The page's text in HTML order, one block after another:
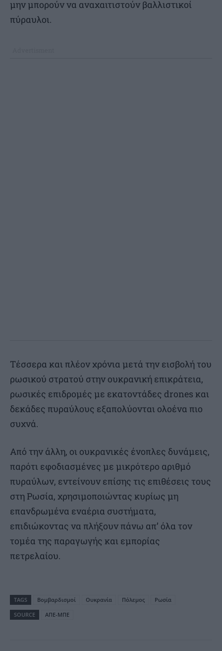
μην μπορούν να αναχαιτιστούν βαλλιστικοί
πύραυλοι.
Τέσσερα και πλέον χρόνια μετά την εισβολή του
ρωσικού στρατού στην ουκρανική επικράτεια,
ρωσικές επιδρομές με εκατοντάδες drones και
δεκάδες πυραύλους εξαπολύονται ολοένα πιο
συχνά.
Από την άλλη, οι ουκρανικές ένοπλες δυνάμεις,
παρότι εφοδιασμένες με μικρότερο αριθμό
πυραύλων, εντείνουν επίσης τις επιθέσεις τους
στη Ρωσία, χρησιμοποιώντας κυρίως μη
επανδρωμένα εναέρια συστήματα,
επιδιώκοντας να πλήξουν πάνω απ’ όλα τον
τομέα της παραγωγής και εμπορίας
πετρελαίου.
TAGS Βομβαρδισμοί Ουκρανία Πόλεμος
Ρωσία
SOURCE
ΑΠΕ-ΜΠΕ